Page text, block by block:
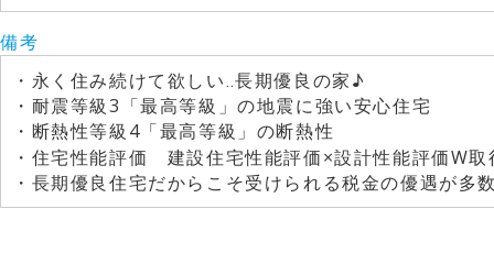
備考
・永く住み続けて欲しい‥長期優良の家♪
・耐震等級3「最高等級」の地震に強い安心住宅
・断熱性等級4「最高等級」の断熱性
・住宅性能評価 建設住宅性能評価×設計性能評価W
・長期優良住宅だからこそ受けられる税金の優遇が多